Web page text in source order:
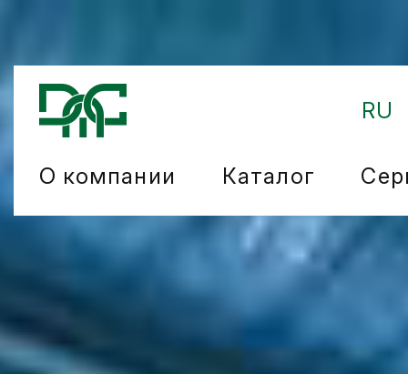
О компании Каталог
RU